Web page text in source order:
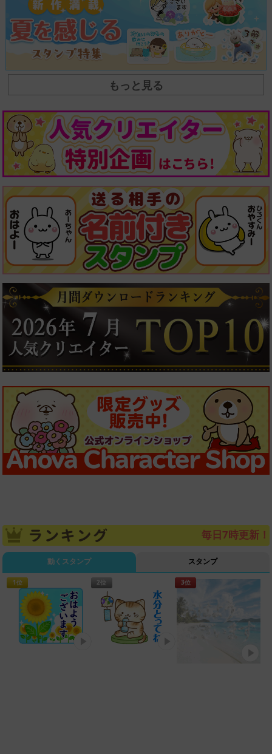
もっと見る
毎日7時更新！
動くスタンプ スタンプ
1位 2位 3位